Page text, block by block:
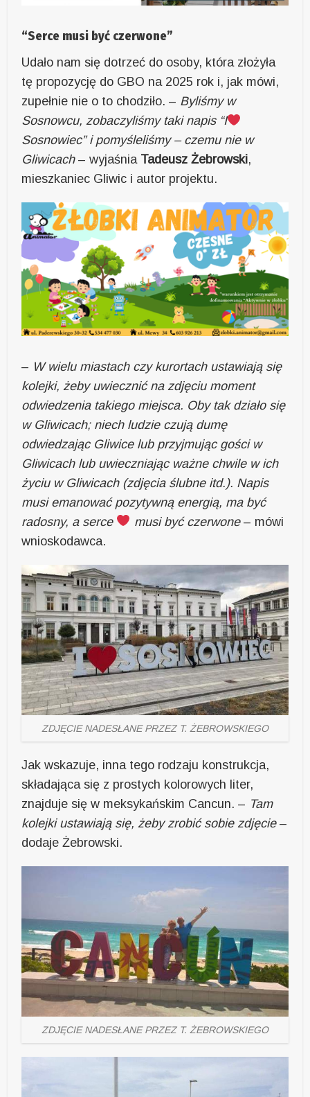
“Serce musi być czerwone”
Udało nam się dotrzeć do osoby, która złożyła
tę propozycję do GBO na 2025 rok i, jak mówi,
zupełnie nie o to chodziło. – Byliśmy w
Sosnowcu, zobaczyliśmy taki napis “I
Sosnowiec” i pomyśleliśmy – czemu nie w
Gliwicach– wyjaśnia Tadeusz Żebrowski,
mieszkaniec Gliwic i autor projektu.
– W wielu miastach czy kurortach ustawiają się
kolejki, żeby uwiecznić na zdjęciu moment
odwiedzenia takiego miejsca. Oby tak działo się
w Gliwicach; niech ludzie czują dumę
odwiedzając Gliwice lub przyjmując gości w
Gliwicach lub uwieczniając ważne chwile w ich
życiu w Gliwicach (zdjęcia ślubne itd.). Napis
musi emanować pozytywną energią, ma być
radosny, a serce
musi być czerwone– mówi
wnioskodawca.
ZDJĘCIE NADESŁANE PRZEZ T. ŻEBROWSKIEGO
Jak wskazuje, inna tego rodzaju konstrukcja,
składająca się z prostych kolorowych liter,
znajduje się w meksykańskim Cancun. – Tam
kolejki ustawiają się, żeby zrobić sobie zdjęcie–
dodaje Żebrowski.
ZDJĘCIE NADESŁANE PRZEZ T. ŻEBROWSKIEGO